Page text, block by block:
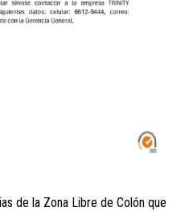
de la Zona Libre de Colón que